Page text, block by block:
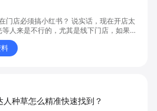
门店必须搞小红书？ 说实话，现在开店太
等人来是不行的，尤其是线下门店，如果你
小红书，那真的就是“闭着眼放弃客流”🚪
人种草怎么精准快速找到？